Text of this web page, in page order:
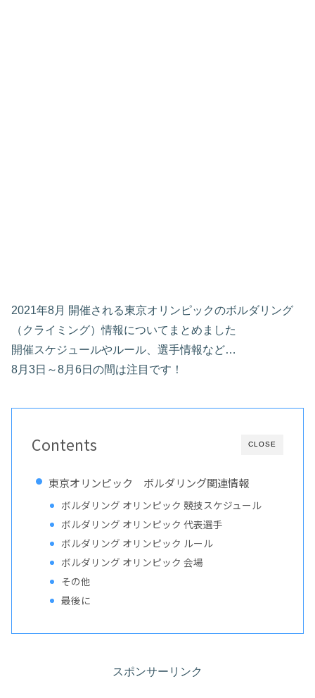
2021年8月 開催される東京オリンピックのボルダリング
（クライミング）情報についてまとめました
開催スケジュールやルール、選手情報など…
8月3日～8月6日の間は注目です！
CLOSE
Contents
東京オリンピック ボルダリング関連情報
ボルダリング オリンピック 競技スケジュール
ボルダリング オリンピック 代表選手
ボルダリング オリンピック ルール
ボルダリング オリンピック 会場
その他
最後に
スポンサーリンク